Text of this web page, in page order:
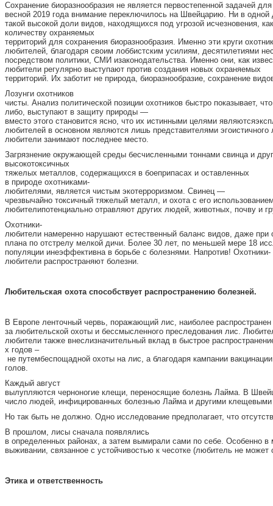
Сохранение биоразнообразия не является первостепенной задачей
весной 2019 года внимание переключилось на Швейцарию. Ни в одной
такой высокой доли видов, находящихся под угрозой исчезновения,
количеству охраняемых
территорий для сохранения биоразнообразия. Именно эти круги
любителей, благодаря своим лоббистским усилиям, десятилетиями
посредством политики, СМИ изаконодательства. Именно они, как
любители регулярно выступают против создания новых охраняемых
территорий. Их заботит не природа, биоразнообразие, сохранение
Лозунги охотников
чисты. Анализ политической позиции охотников быстро показывает,
либо, выступают в защиту природы —
вместо этого становится ясно, что их истинными целями
любителей в основном являются лишь представителями
любители занимают последнее место.
Загрязнение окружающей среды бесчисленными тоннами свинца и
высокотоксичных
тяжелых металлов, содержащихся в боеприпасах и оставленных
в природе охотниками-
любителями, является чистым экотерроризмом. Свинец —
чрезвычайно токсичный тяжелый металл, и охота с его
любителипотенциально отравляют других людей, животных, почву и
Охотники-
любители намеренно нарушают естественный баланс видов, даже при
плана по отстрелу мелкой дичи. Более 30 лет, по меньшей мере 18
популяции инеэффективна в борьбе с болезнями. Напротив! Охотники-
любители распространяют болезни.
Л юбительская охота способствует распространению болезней.
В Европе ленточный червь, поражающий лис, наиболее
за любительской охоты и бессмысленного преследования лис.
любители также внеслизначительный вклад в быстрое
х годов –
не путембеспощадной охоты на лис, а благодаря кампании
голов.
Каждый август
вылупляются черноногие клещи, переносящие болезнь Лайма. В
число людей, инфицированных болезнью Лайма и другими клещевыми
Но так быть не должно. Одно исследование предполагает, что
В прошлом, лисы сначала появлялись
в определенных районах, а затем вымирали сами по себе. Особенно
выживании, связанное с устойчивостью к чесотке (любитель не
Этика и ответственность